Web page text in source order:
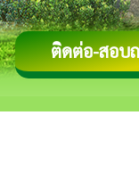
ติดต่อ-สอบ